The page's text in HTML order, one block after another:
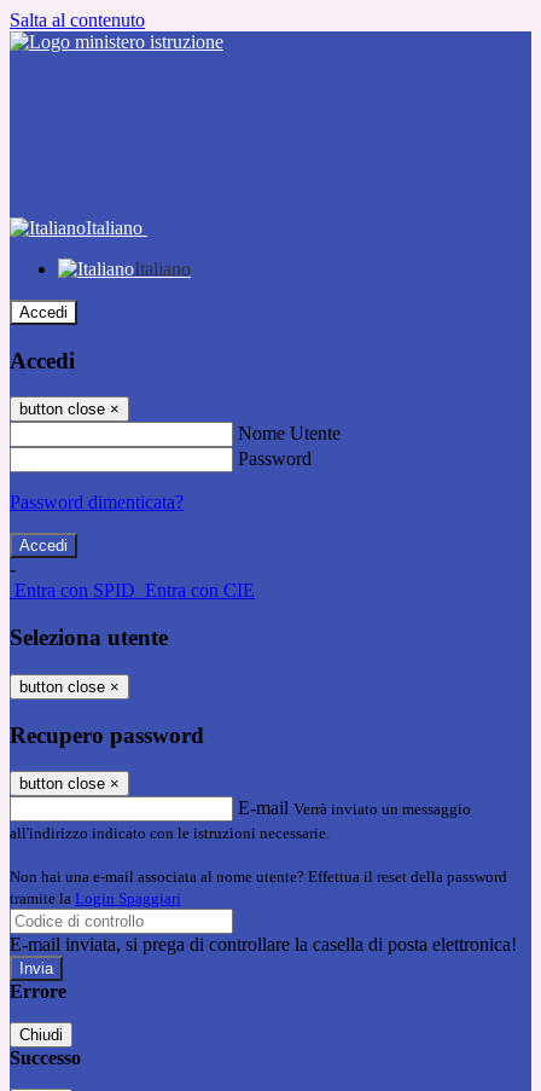
Salta al contenuto
Italiano
Italiano
Accedi
Accedi
button close ×
Nome Utente
Password
Password dimenticata?
-
Entra con SPID Entra con CIE
Seleziona utente
button close ×
Recupero password
button close ×
E-mail Verrà inviato un messaggio
all'indirizzo indicato con le istruzioni necessarie.
Non hai una e-mail associata al nome utente? Effettua il reset della password
tramite la Login Spaggiari
E-mail inviata, si prega di controllare la casella di posta elettronica!
Errore
Chiudi
Successo